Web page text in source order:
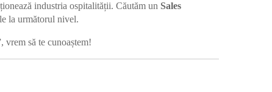
industria ospitalității. Căutăm un Sales
la următorul nivel.
vrem să te cunoaștem!